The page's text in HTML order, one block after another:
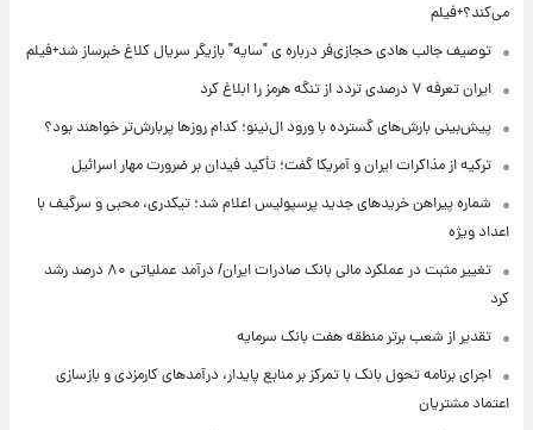
می‌کند؟+فیلم
توصیف جالب هادی حجازی‌فر درباره ی "سایه" بازیگر سریال کلاغ خبرساز شد+فیلم
ایران تعرفه ۷ درصدی تردد از تنگه هرمز را ابلاغ کرد
پیش‌بینی بارش‌های گسترده با ورود ال‌نینو؛ کدام روزها پربارش‌تر خواهند بود؟
ترکیه از مذاکرات ایران و آمریکا گفت؛ تأکید فیدان بر ضرورت مهار اسرائیل
شماره پیراهن خریدهای جدید پرسپولیس اعلام شد؛ تیکدری، محبی و سرگیف با
اعداد ویژه
تغییر مثبت در عملکرد مالی بانک صادرات ایران/ درآمد عملیاتی ۸۰ درصد رشد
کرد
تقدیر از شعب برتر منطقه هفت بانک سرمایه
اجرای برنامه تحول بانک با تمرکز بر منابع پایدار، درآمدهای کارمزدی و بازسازی
اعتماد مشتریان